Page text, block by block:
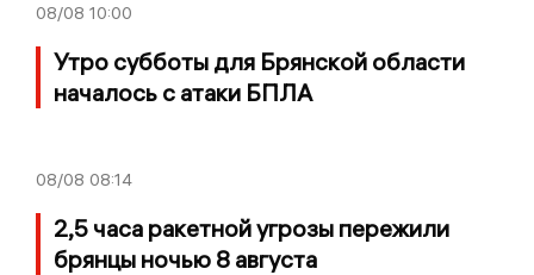
08/08 10:00
Утро субботы для Брянской области
началось с атаки БПЛА
08/08 08:14
2,5 часа ракетной угрозы пережили
брянцы ночью 8 августа